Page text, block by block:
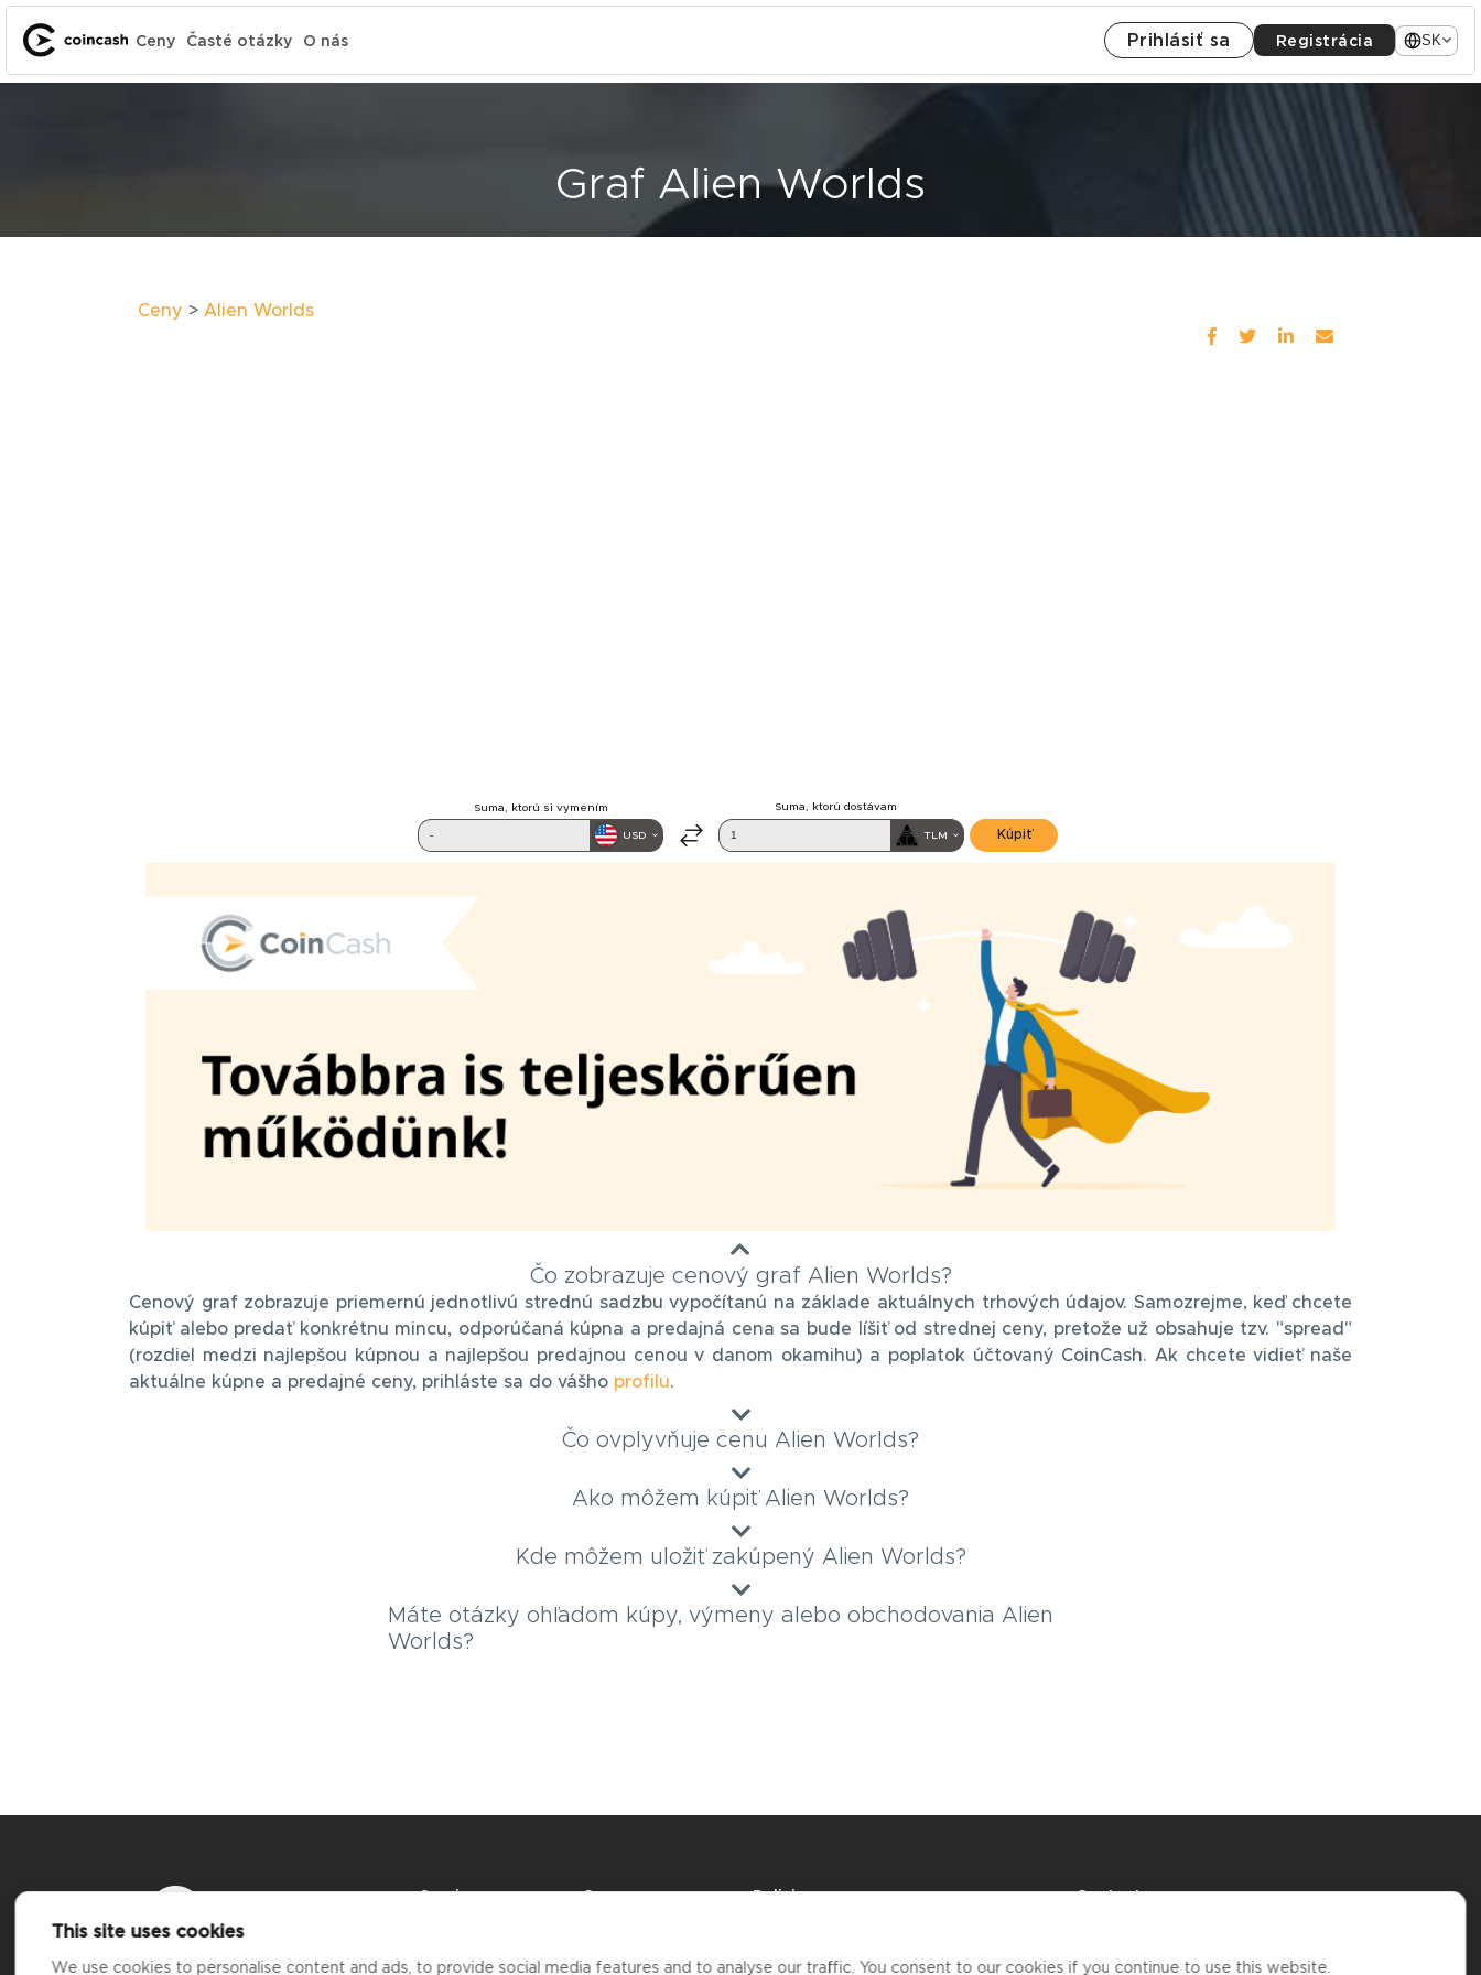
Ceny Časté otázky O nás Prihlásiť sa Registrácia SK
Graf Alien Worlds
Ceny Alien Worlds
Čo zobrazuje cenový graf Alien Worlds?
Cenový graf zobrazuje priemernú jednotlivú strednú sadzbu vypočítanú na základe aktuálnych trhových údajov. Samozrejme, keď chcete
kúpiť alebo predať konkrétnu mincu, odporúčaná kúpna a predajná cena sa bude líšiť od strednej ceny, pretože už obsahuje tzv. "spread"
(rozdiel medzi najlepšou kúpnou a najlepšou predajnou cenou v danom okamihu) a poplatok účtovaný CoinCash. Ak chcete vidieť naše
aktuálne kúpne a predajné ceny, prihláste sa do vášho profilu.
Čo ovplyvňuje cenu Alien Worlds?
Ako môžem kúpiť Alien Worlds?
Kde môžem uložiť zakúpený Alien Worlds?
Máte otázky ohľadom kúpy, výmeny alebo obchodovania Alien
Worlds?
crypto-asset services under
Services
Blog
Company
otázky
Policies
údajov
Contact us
This site uses cookies
We use cookies to personalise content and ads, to provide social media features and to analyse our traffic. You consent to our cookies if you continue to use this website.